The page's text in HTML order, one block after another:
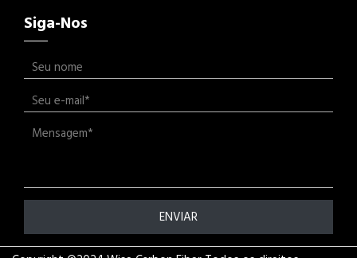
Siga-Nos
ENVIAR